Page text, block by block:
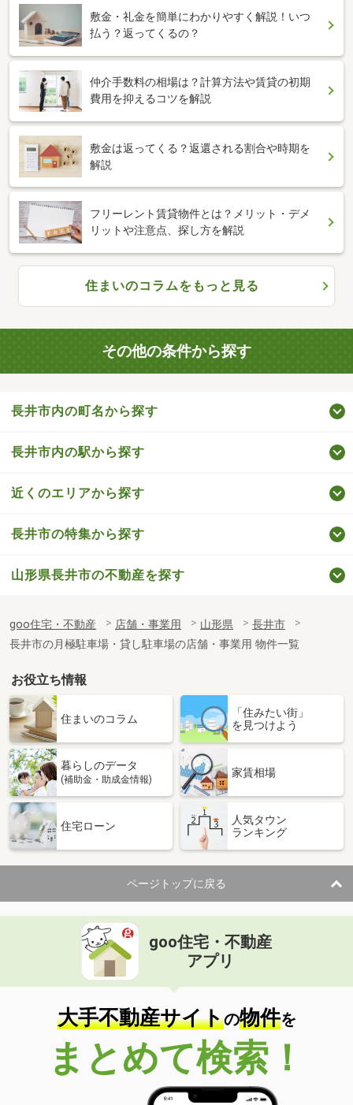
敷金・礼金を簡単にわかりやすく解説！いつ
払う？返ってくるの？
仲介手数料の相場は？計算方法や賃貸の初期
費用を抑えるコツを解説
敷金は返ってくる？返還される割合や時期を
解説
フリーレント賃貸物件とは？メリット・デメ
リットや注意点、探し方を解説
住まいのコラムをもっと見る
その他の条件から探す
長井市内の町名から探す
長井市内の駅から探す
近くのエリアから探す
長井市の特集から探す
山形県長井市の不動産を探す
goo住宅・不動産 店舗・事業用 山形県
長井市
長井市の月極駐車場・貸し駐車場の店舗・事業用 物件一覧
お役立ち情報
住まいのコラム
「住みたい街」
を見つけよう
暮らしのデータ
(補助金・助成金情報)
家賃相場
住宅ローン
人気タウン
ランキング
ページトップに戻る
goo住宅・不動産
アプリ
大手不動産サイトの物件を
まとめて検索！